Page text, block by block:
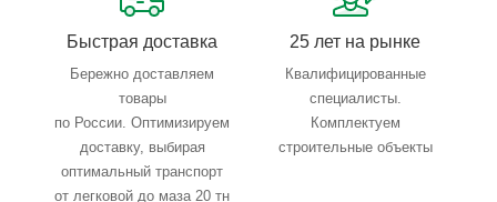
Быстрая доставка
Бережно доставляем
товары
по России. Оптимизируем
доставку, выбирая
оптимальный транспорт
от легковой до маза 20 тн
25 лет на рынке
Квалифицированные
специалисты.
Комплектуем
строительные объекты